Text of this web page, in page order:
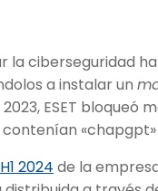
la ciberseguridad
a instalar un
ESET bloqueó
2024 de la